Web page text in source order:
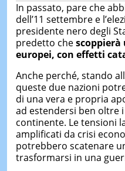
In passato, pare che
dell’11 settembre e
presidente nero degli
predetto chescoppierà
europei, con effetti
Anche perché, stando
queste due nazioni
di una vera e propria
ad estendersi ben oltre
continente. Le tensioni
amplificati da crisi
potrebbero scatenare
trasformarsi in una